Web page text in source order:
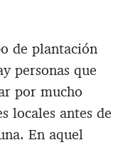
de plantación
personas que
por mucho
locales antes de
En aquel